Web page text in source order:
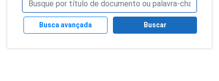
Busca avançada Buscar